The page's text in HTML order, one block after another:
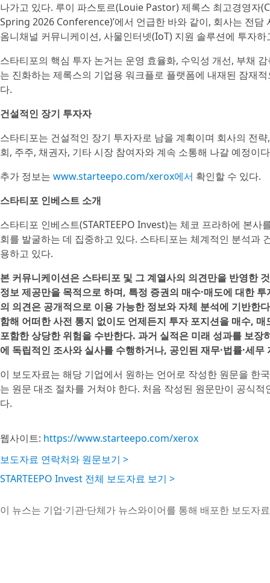
나가고 있다. 루이 파스토르(Louie Pastor) 제록스 최고경영자
Spring 2026 Conference)’에서 언급한 바와 같이, 회사는 전
옴니채널 커뮤니케이션, 사물인터넷(IoT) 지원 솔루션에 투자하
스타티포의 핵심 투자 논거는 운영 효율화, 수익성 개선, 부채
는 진화하는 제록스의 기업용 워크플로 플랫폼에 내재된 잠재
다.
건설적인 장기 투자자
스타티포는 건설적인 장기 투자자로 남을 계획이며 회사의 전
회, 주주, 채권자, 기타 시장 참여자와 계속 소통해 나갈 예정이
추가 정보는 www.starteepo.com/xerox에서 확인할 수 있다.
스타티포 인베스트 소개
스타티포 인베스트(STARTEEPO Invest)는 체코 프라하에 본
회를 발굴하는 데 집중하고 있다. 스타티포는 체계적인 분석과
용하고 있다.
본 커뮤니케이션은 스타티포 및 그 계열사의 의견만을 반영한
정보 제공만을 목적으로 하며, 특정 증권의 매수·매도에 대한
의 의견은 공개적으로 이용 가능한 정보와 자체 분석에 기반한
함해 어떠한 사전 통지 없이도 언제든지 투자 포지션을 매수,
포함한 상당한 위험을 수반한다. 과거 실적은 미래 성과를 보
에 독립적인 조사와 실사를 수행하거나, 공인된 재무·법률·세
이 보도자료는 해당 기업에서 원하는 언어로 작성한 원문을 한
는 원문 대조 절차를 거쳐야 한다. 처음 작성된 원문만이 공식
다.
웹사이트: https://www.starteepo.com/xerox
보도자료 연락처와 원문보기 >
STARTEEPO Invest 전체 보도자료 보기 >
이 뉴스는 기업·기관·단체가 뉴스와이어를 통해 배포한 보도자